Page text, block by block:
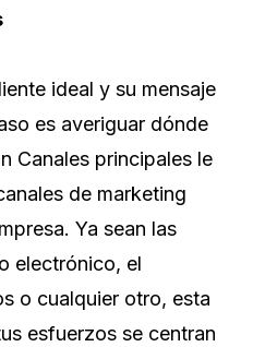
ideal y su mensaje
es averiguar dónde
Canales principales le
de marketing
Ya sean las
electrónico, el
o cualquier otro, esta
esfuerzos se centran